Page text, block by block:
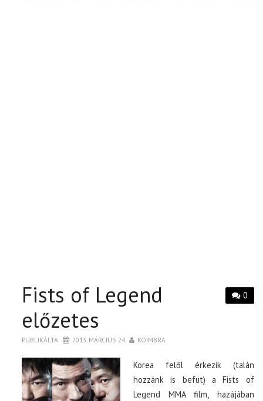
0
Fists of Legend
előzetes
PUBLIKÁLTA 2013. MÁRCIUS 24. KOIMBRA
Korea felől érkezik (talán
hozzánk is befut) a Fists of
Legend MMA film, hazájában